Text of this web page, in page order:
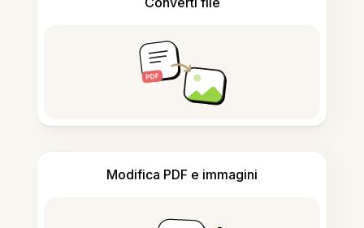
Modifica PDF e immagini